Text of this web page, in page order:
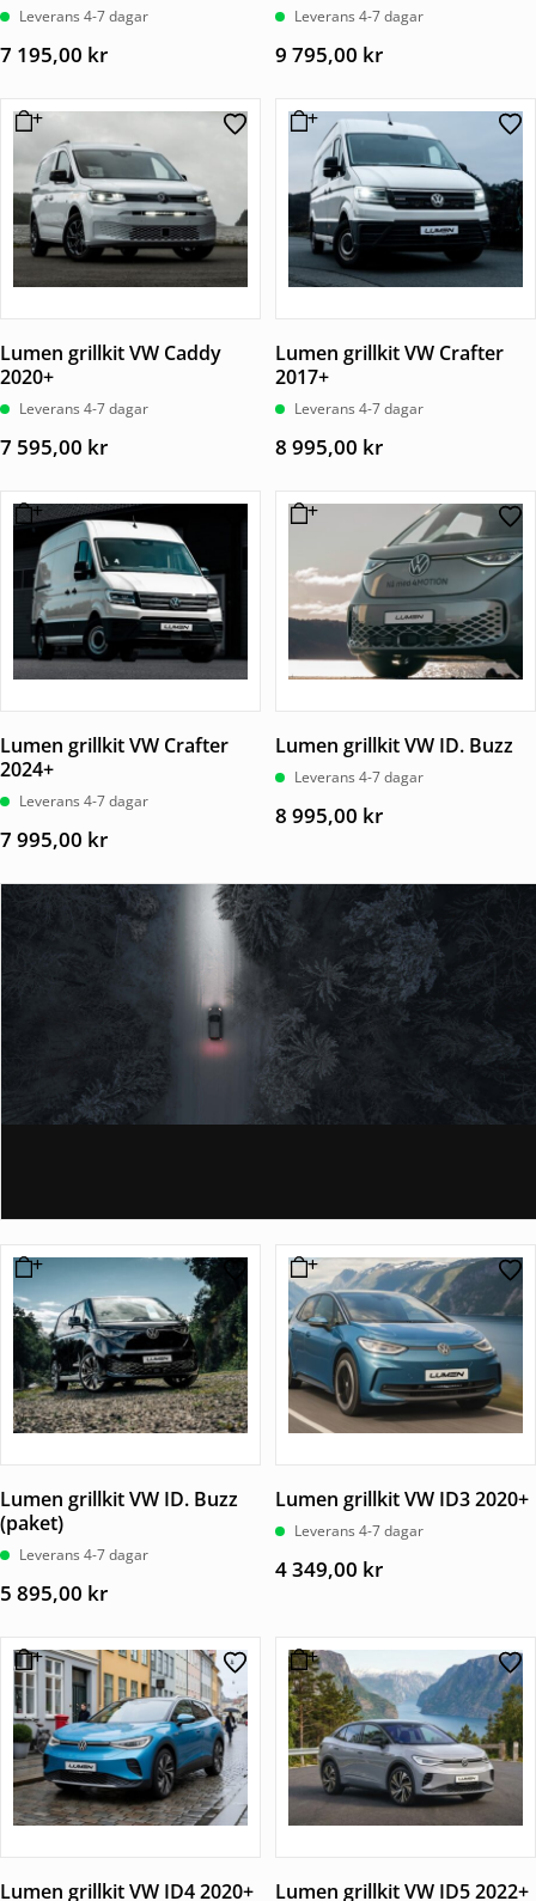
Leverans 4-7 dagar
7 195,00 kr
Leverans 4-7 dagar
9 795,00 kr
Lumen grillkit VW Caddy
2020+
Leverans 4-7 dagar
7 595,00 kr
Lumen grillkit VW Crafter
2017+
Leverans 4-7 dagar
8 995,00 kr
Lumen grillkit VW Crafter
2024+
Leverans 4-7 dagar
7 995,00 kr
Lumen grillkit VW ID. Buzz
Leverans 4-7 dagar
8 995,00 kr
Lumen grillkit VW ID. Buzz
(paket)
Leverans 4-7 dagar
5 895,00 kr
Lumen grillkit VW ID3 2020+
Leverans 4-7 dagar
4 349,00 kr
Lumen grillkit VW ID4 2020+ Lumen grillkit VW ID5 2022+